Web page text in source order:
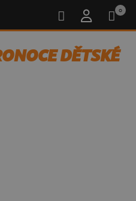
0
DĚTSKÉ